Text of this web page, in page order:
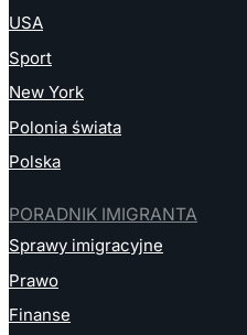
USA
Sport
New York
Polonia świata
Polska
PORADNIK IMIGRANTA
Sprawy imigracyjne
Prawo
Finanse